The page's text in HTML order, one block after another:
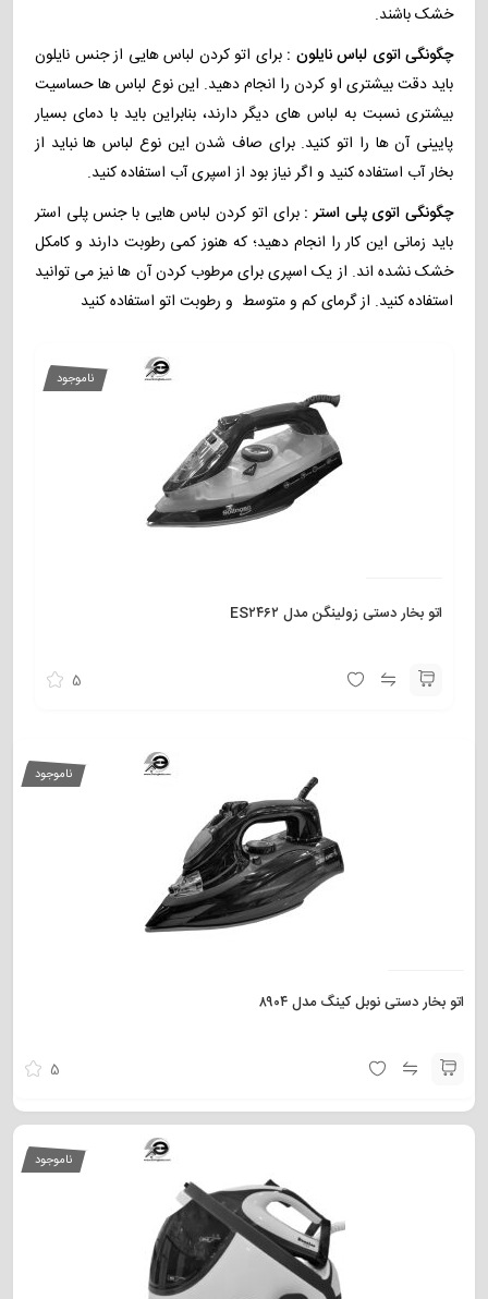
خشک باشند.
چگونگی اتوی لباس نایلون :برای اتو کردن لباس هایی از جنس نایلون
باید دقت بیشتری او کردن را انجام دهید. این نوع لباس ها حساسیت
بیشتری نسبت به لباس های دیگر دارند، بنابراین باید با دمای بسیار
پایینی آن ها را اتو کنید. برای صاف شدن این نوع لباس ها نباید از
بخار آب استفاده کنید و اگر نیاز بود از اسپری آب استفاده کنید.
چگونگی اتوی پلی استر :برای اتو کردن لباس هایی با جنس پلی استر
باید زمانی این کار را انجام دهید؛ که هنوز کمی رطوبت دارند و کامکل
خشک نشده اند. از یک اسپری برای مرطوب کردن آن ها نیز می توانید
استفاده کنید. از گرمای کم و متوسط و رطوبت اتو استفاده کنید
ناموجود
اتو بخار دستی زولینگن مدل ES۲۴۶۲
5
ناموجود
اتو بخار دستی نوبل کینگ مدل ۸۹۰۴
5
ناموجود